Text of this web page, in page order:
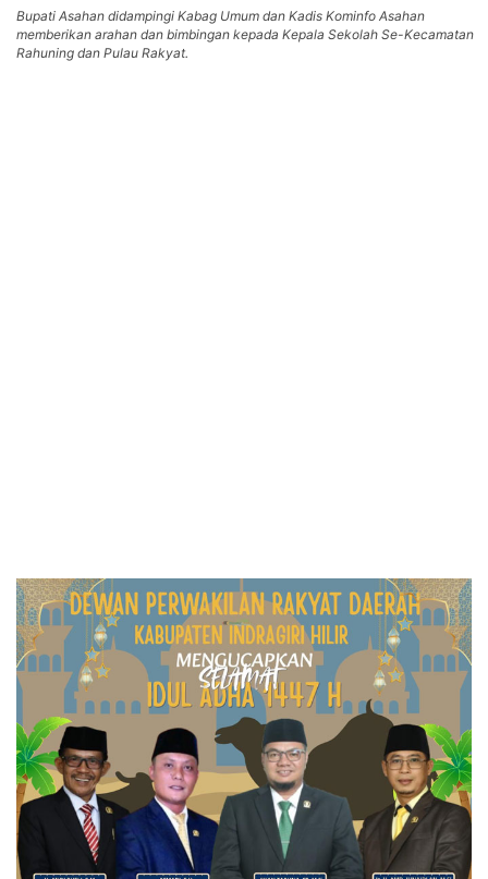
Bupati Asahan didampingi Kabag Umum dan Kadis Kominfo Asahan
memberikan arahan dan bimbingan kepada Kepala Sekolah Se-Kecamatan
Rahuning dan Pulau Rakyat.